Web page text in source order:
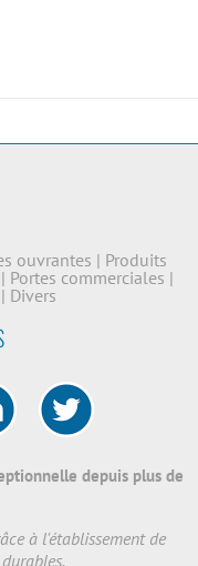
ouvrantes | Produits
| Portes commerciales |
| Divers
depuis plus de
à l'établissement de